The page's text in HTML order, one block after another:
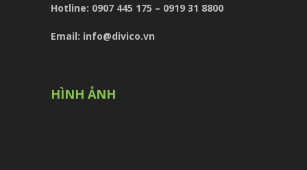
Hotline: 0907 445 175 – 0919 31 8800
Email: info@divico.vn
HÌNH ẢNH